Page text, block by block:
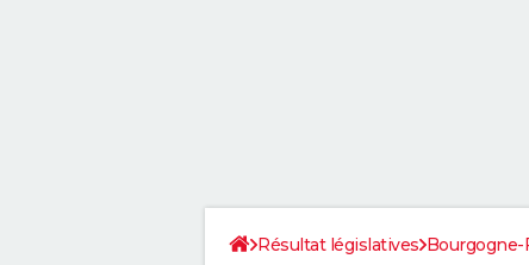
Résultat législatives Bourgogne-